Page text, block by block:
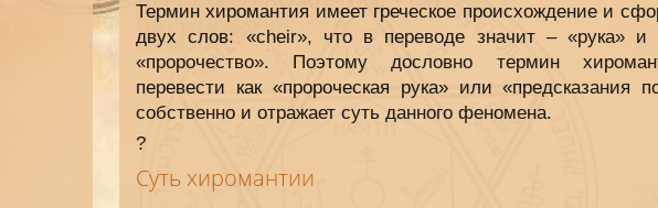
Термин хиромантия имеет греческое происхождение и
двух слов: «cheir», что в переводе значит – «рука» и
«пророчество». Поэтому дословно термин
перевести как «пророческая рука» или «предсказания
собственно и отражает суть данного феномена.
?
Суть хиромантии